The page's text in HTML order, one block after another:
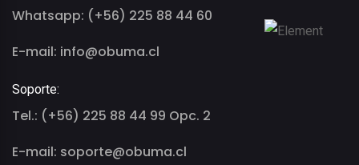
Whatsapp: (+56) 225 88 44 60
E-mail: info@obuma.cl
Soporte:
Tel.: (+56) 225 88 44 99 Opc. 2
E-mail: soporte@obuma.cl